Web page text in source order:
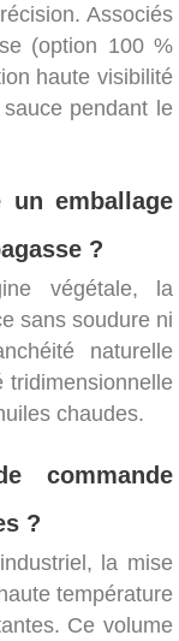
Associés
(option 100 %
haute visibilité
pendant le
emballage
?
végétale, la
sans soudure ni
naturelle
tridimensionnelle
chaudes.
commande
?
la mise
température
Ce volume